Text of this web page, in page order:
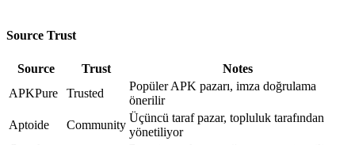
Source Trust
Source Trust
Notes
APKPure
Trusted
Popüler APK pazarı, imza doğrulama
önerilir
Aptoide
Community
Üçüncü taraf pazar, topluluk tarafından
yönetiliyor